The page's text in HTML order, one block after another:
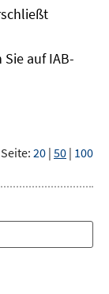
auf IAB-
20 | 50 | 100